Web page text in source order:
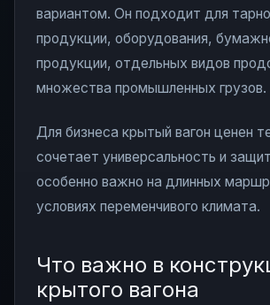
вариантом. Он подходит для
продукции, оборудования,
продукции, отдельных видов
множества промышленных грузов.
Для бизнеса крытый вагон ценен
сочетает универсальность и
особенно важно на длинных
условиях переменчивого климата.
Что важно в
крытого вагона